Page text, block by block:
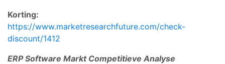
Korting:
https://www.marketresearchfuture.com/check-
discount/1412
ERP Software Markt Competitieve Analyse